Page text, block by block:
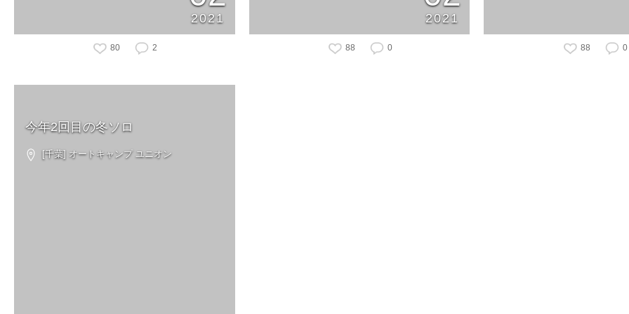
2021
80 2
2021
88 0 88 0
今年2回目の冬ソロ
[千葉] オートキャンプ ユニオン